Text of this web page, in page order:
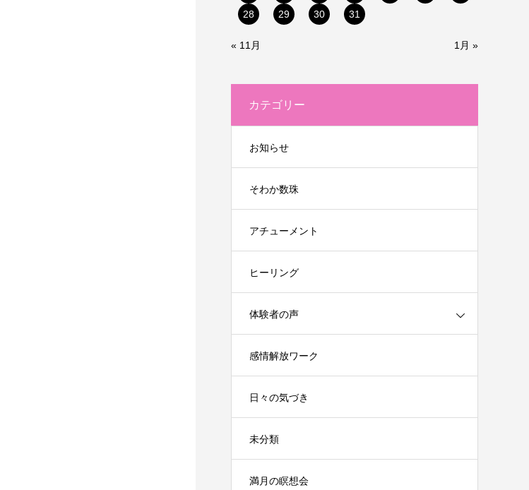
28
29 30 31
« 11月 1月 »
カテゴリー
お知らせ
そわか数珠
アチューメント
ヒーリング
体験者の声
感情解放ワーク
日々の気づき
未分類
満月の瞑想会